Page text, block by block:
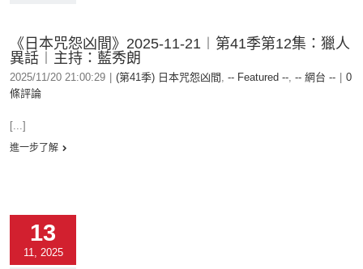
《日本咒怨凶間》2025-11-21︱第41季第12集：獵人
異話︱主持：藍秀朗
2025/11/20 21:00:29 (第41季) 日本咒怨凶間 , -- Featured --, -- 網台 --
0
條評論
[...]
進一步了解
13
11, 2025